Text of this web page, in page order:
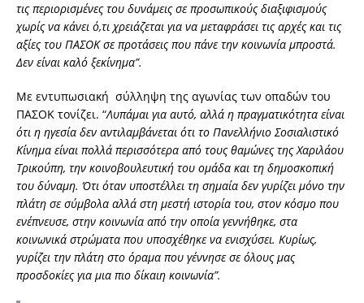
τις περιορισμένες του δυνάμεις σε προσωπικούς διαξιφισμούς
χωρίς να κάνει ό,τι χρειάζεται για να μεταφράσει τις αρχές και τις
αξίες του ΠΑΣΟΚ σε προτάσεις που πάνε την κοινωνία μπροστά.
Δεν είναι καλό ξεκίνημα”.
Με εντυπωσιακή σύλληψη της αγωνίας των οπαδών του
ΠΑΣΟΚ τονίζει. “Λυπάμαι για αυτό, αλλά η πραγματικότητα είναι
ότι η ηγεσία δεν αντιλαμβάνεται ότι το Πανελλήνιο Σοσιαλιστικό
Κίνημα είναι πολλά περισσότερα από τους θαμώνες της Χαριλάου
Τρικούπη, την κοινοβουλευτική του ομάδα και τη δημοσκοπική
του δύναμη. Ότι όταν υποστέλλει τη σημαία δεν γυρίζει μόνο την
πλάτη σε σύμβολα αλλά στη μεστή ιστορία του, στον κόσμο που
ενέπνευσε, στην κοινωνία από την οποία γεννήθηκε, στα
κοινωνικά στρώματα που υποσχέθηκε να ενισχύσει. Κυρίως,
γυρίζει την πλάτη στο όραμα που γέννησε σε όλους μας
προσδοκίες για μια πιο δίκαιη κοινωνία”.